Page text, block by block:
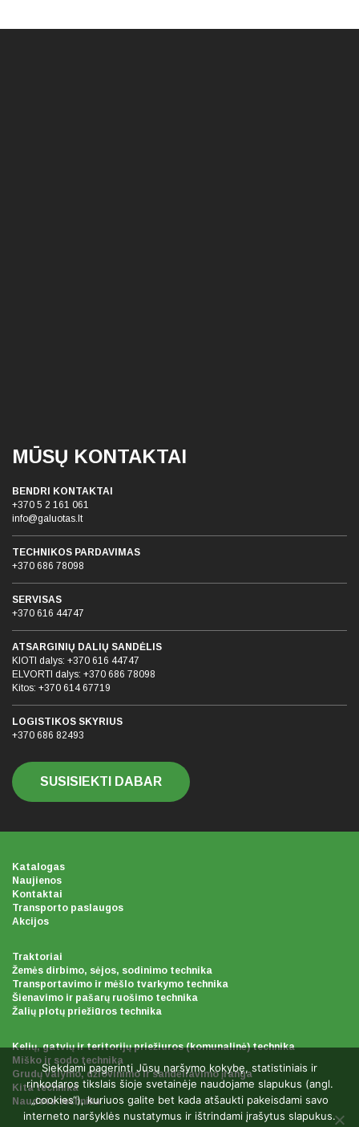
MŪSŲ KONTAKTAI
BENDRI KONTAKTAI
+370 5 2 161 061
info@galuotas.lt
TECHNIKOS PARDAVIMAS
+370 686 78098
SERVISAS
+370 616 44747
ATSARGINIŲ DALIŲ SANDĖLIS
KIOTI dalys: +370 616 44747
ELVORTI dalys: +370 686 78098
Kitos: +370 614 67719
LOGISTIKOS SKYRIUS
+370 686 82493
SUSISIEKTI DABAR
Katalogas
Naujienos
Kontaktai
Transporto paslaugos
Akcijos
Traktoriai
Žemės dirbimo, sėjos, sodinimo technika
Transportavimo ir mėšlo tvarkymo technika
Šienavimo ir pašarų ruošimo technika
Žalių plotų priežiūros technika
Kelių, gatvių ir teritorijų priežiuros (komunalinė) technika
Miško ir sodo technika
Grudų valymo, džiovinimo ir sandėliavimo įranga
Kita technika
Naudota technika
Siekdami pagerinti Jūsų naršymo kokybę, statistiniais ir
rinkodaros tikslais šioje svetainėje naudojame slapukus (angl.
„cookies“), kuriuos galite bet kada atšaukti pakeisdami savo
interneto naršyklės nustatymus ir ištrindami įrašytus slapukus.